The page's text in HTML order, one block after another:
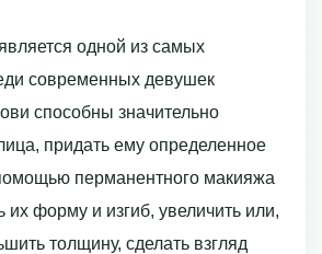
одной из самых
современных девушек
способны значительно
придать ему определенное
перманентного макияжа
их форму и изгиб, увеличить или,
толщину, сделать взгляд